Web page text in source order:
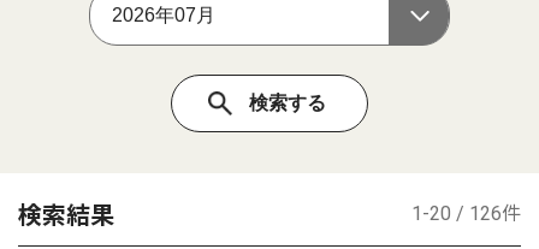
検索結果 1-20 / 126件